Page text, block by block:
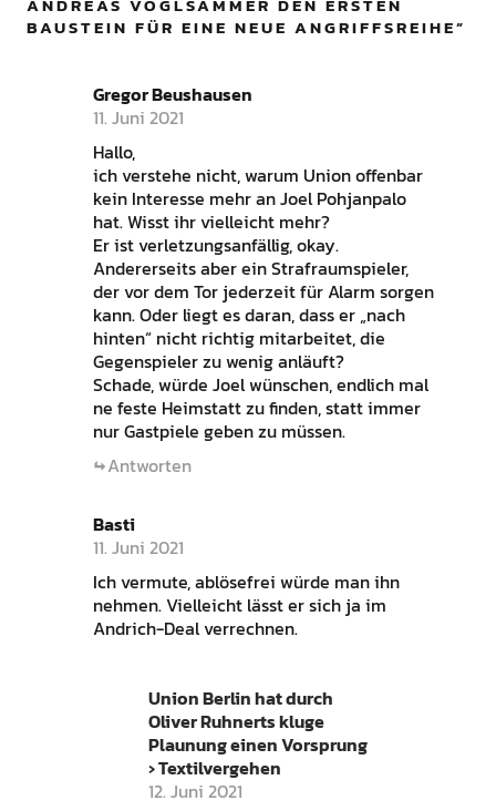
ANDREAS VOGLSAMMER DEN ERSTEN
BAUSTEIN FÜR EINE NEUE ANGRIFFSREIHE”
Gregor Beushausen
11. Juni 2021
Hallo,
ich verstehe nicht, warum Union offenbar
kein Interesse mehr an Joel Pohjanpalo
hat. Wisst ihr vielleicht mehr?
Er ist verletzungsanfällig, okay.
Andererseits aber ein Strafraumspieler,
der vor dem Tor jederzeit für Alarm sorgen
kann. Oder liegt es daran, dass er „nach
hinten“ nicht richtig mitarbeitet, die
Gegenspieler zu wenig anläuft?
Schade, würde Joel wünschen, endlich mal
ne feste Heimstatt zu finden, statt immer
nur Gastpiele geben zu müssen.
Antworten
Basti
11. Juni 2021
Ich vermute, ablösefrei würde man ihn
nehmen. Vielleicht lässt er sich ja im
Andrich-Deal verrechnen.
Union Berlin hat durch
Oliver Ruhnerts kluge
Plaunung einen Vorsprung
› Textilvergehen
12. Juni 2021